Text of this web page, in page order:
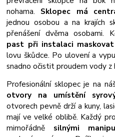
nohama. Sklopec má
jednou osobou a na krajích
přenášení dvěma osobami.
past při instalaci maskovat
lovu škůdce. Po ulovení a
snadno očistit proudem vody z
Profesionální sklopec je na
otvory na umístění
otvorech pevně drží a kuny,
mají ve velké oblibě. Každý
mimořádně silnými